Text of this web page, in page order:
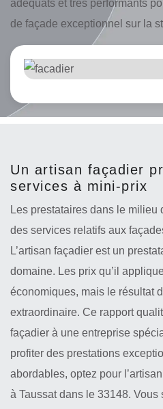
adéquats et très performants
de façade exceptionnel sur la
Un artisan façadier
services à mini-prix
Les prestataires dans le
des services relatifs aux
L’artisan façadier est un
domaine. Les prix qu’il
économiques, mais le résultat
extraordinaire. Ce rapport
façadier à une entreprise
profiter des prestations
abordables, optez pour
à Taussat dans le 33148. Vous